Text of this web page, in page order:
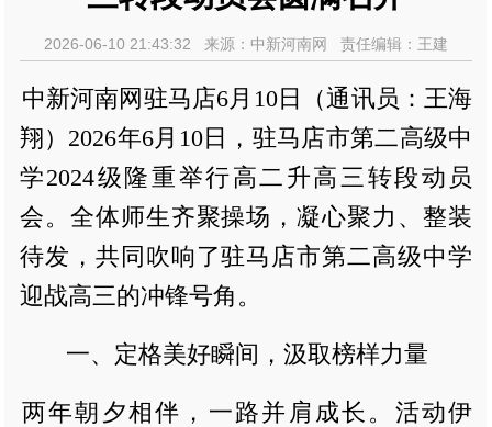
2026-06-10 21:43:32 来源：中新河南网 责任编辑：王建
中新河南网驻马店6月10日（通讯员：王海
翔）2026年6月10日，驻马店市第二高级中
学2024级隆重举行高二升高三转段动员
会。全体师生齐聚操场，凝心聚力、整装
待发，共同吹响了驻马店市第二高级中学
迎战高三的冲锋号角。
一、定格美好瞬间，汲取榜样力量
两年朝夕相伴，一路并肩成长。活动伊